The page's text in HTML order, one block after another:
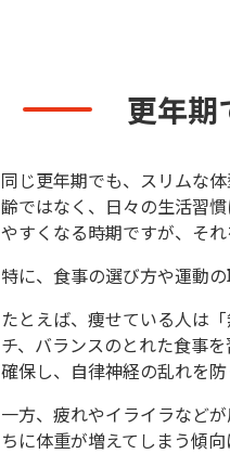
更年期
同じ更年期でも、スリムな
齢ではなく、日々の生活習
やすくなる時期ですが、そ
特に、食事の選び方や運動
たとえば、痩せている人は
チ、バランスのとれた食事
確保し、自律神経の乱れを防
一方、疲れやイライラなど
ちに体重が増えてしまう傾向